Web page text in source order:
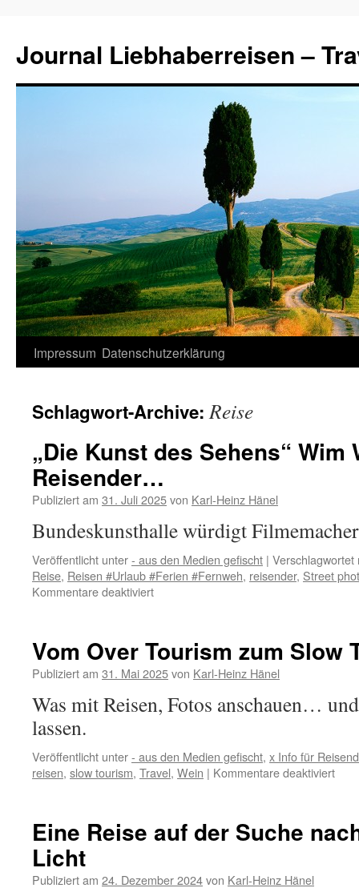
Journal Liebhaberreisen –
Zum
springen
Impressum Datenschutzerklärung
Schlagwort-Archive:Reise
„Die Kunst des Sehens“ Wim
Reisender…
Publiziert am 31. Juli 2025von Karl-Heinz Hänel
Bundeskunsthalle würdigt
Veröffentlicht unter- aus den Medien gefischt | Verschlagwortet
Reise, Reisen #Urlaub #Ferien #Fernweh, reisender, Street
Kommentare deaktiviertfür
Sehens“
Wim
als
Reisender…
Vom Over Tourism zum Slow
Publiziert am 31. Mai 2025von Karl-Heinz Hänel
Was mit Reisen, Fotos anschauen…
lassen.
Veröffentlicht unter- aus den Medien gefischt, x Info für
reisen, slow tourism, Travel, Wein | Kommentare deaktiviertfür
zum
Eine Reise auf der Suche
Licht
Publiziert am 24. Dezember 2024von Karl-Heinz Hänel